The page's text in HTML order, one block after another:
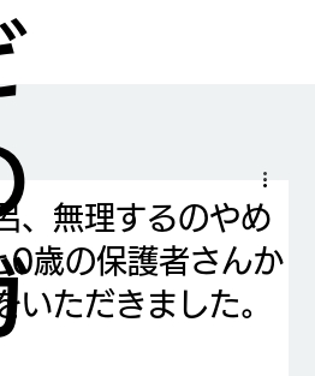
、無理するのやめ
0歳の保護者さんか
いただきました。